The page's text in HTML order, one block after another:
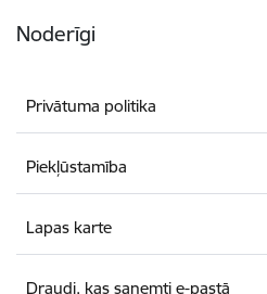
Noderīgi
Privātuma politika
Piekļūstamība
Lapas karte
Draudi, kas saņemti e-pastā